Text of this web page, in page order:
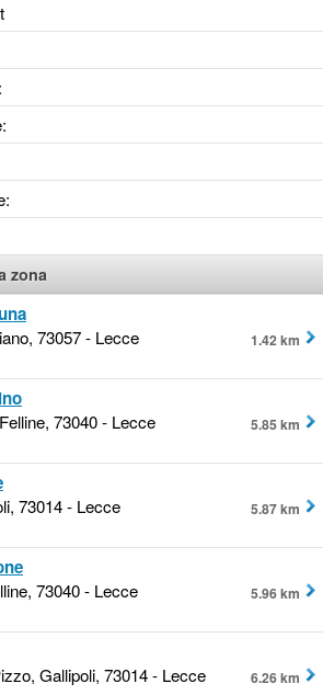
:
:
zona
73057 - Lecce
1.42 km
73040 - Lecce
5.85 km
73014 - Lecce
5.87 km
73040 - Lecce
5.96 km
Gallipoli, 73014 - Lecce
6.26 km